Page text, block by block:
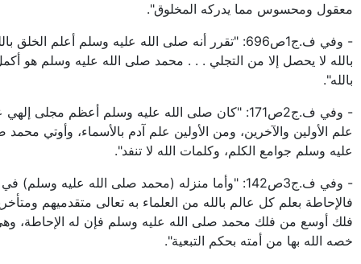
معقول ومحسوس مما يدركه المخلوق".
- وفي ف.ج1ص696: "تقرر أنه صلى الله عليه وسلم أعلم الخلق
بالله لا يحصل إلا من التجلي . . . محمد صلى الله عليه وسلم هو
بالله".
- وفي ف.ج2ص171: "كان صلى الله عليه وسلم أعظم مجلى
علم الأولين والآخرين، ومن الأولين علم آدم بالأسماء، وأوتي محمد
عليه وسلم جوامع الكلم، وكلمات الله لا تنفد".
- وفي ف.ج3ص142: "وأما منزله (محمد صلى الله عليه وسلم)
فالإحاطة بعلم كل عالم بالله من العلماء به تعالى متقدميهم
فلك أوسع من فلك محمد صلى الله عليه وسلم فإن له الإحاطة،
خصه الله بها من أمته بحكم التبعية".